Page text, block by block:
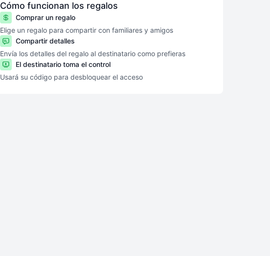
Cómo funcionan los regalos
Comprar un regalo
Elige un regalo para compartir con familiares y amigos
Compartir detalles
Envía los detalles del regalo al destinatario como prefieras
El destinatario toma el control
Usará su código para desbloquear el acceso